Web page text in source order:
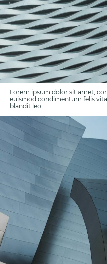
Lorem ipsum dolor sit amet,
euismod condimentum felis
blandit leo.